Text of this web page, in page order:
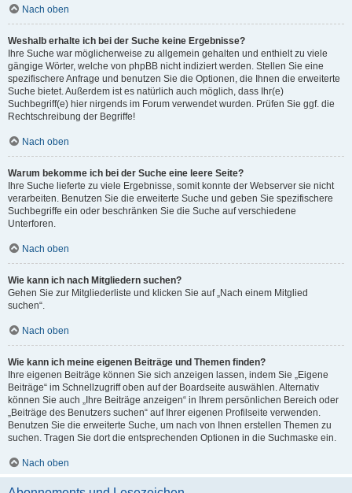
Nach oben
Weshalb erhalte ich bei der Suche keine Ergebnisse?
Ihre Suche war möglicherweise zu allgemein gehalten und enthielt zu viele
gängige Wörter, welche von phpBB nicht indiziert werden. Stellen Sie eine
spezifischere Anfrage und benutzen Sie die Optionen, die Ihnen die erweiterte
Suche bietet. Außerdem ist es natürlich auch möglich, dass Ihr(e)
Suchbegriff(e) hier nirgends im Forum verwendet wurden. Prüfen Sie ggf. die
Rechtschreibung der Begriffe!
Nach oben
Warum bekomme ich bei der Suche eine leere Seite?
Ihre Suche lieferte zu viele Ergebnisse, somit konnte der Webserver sie nicht
verarbeiten. Benutzen Sie die erweiterte Suche und geben Sie spezifischere
Suchbegriffe ein oder beschränken Sie die Suche auf verschiedene
Unterforen.
Nach oben
Wie kann ich nach Mitgliedern suchen?
Gehen Sie zur Mitgliederliste und klicken Sie auf „Nach einem Mitglied
suchen“.
Nach oben
Wie kann ich meine eigenen Beiträge und Themen finden?
Ihre eigenen Beiträge können Sie sich anzeigen lassen, indem Sie „Eigene
Beiträge“ im Schnellzugriff oben auf der Boardseite auswählen. Alternativ
können Sie auch „Ihre Beiträge anzeigen“ in Ihrem persönlichen Bereich oder
„Beiträge des Benutzers suchen“ auf Ihrer eigenen Profilseite verwenden.
Benutzen Sie die erweiterte Suche, um nach von Ihnen erstellen Themen zu
suchen. Tragen Sie dort die entsprechenden Optionen in die Suchmaske ein.
Nach oben